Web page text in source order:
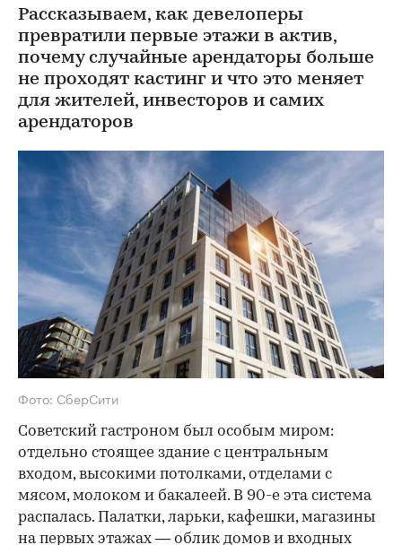
Рассказываем, как девелоперы
превратили первые этажи в актив,
почему случайные арендаторы больше
не проходят кастинг и что это меняет
для жителей, инвесторов и самих
арендаторов
Фото: СберСити
Советский гастроном был особым миром:
отдельно стоящее здание с центральным
входом, высокими потолками, отделами с
мясом, молоком и бакалеей. В 90-е эта система
распалась. Палатки, ларьки, кафешки, магазины
на первых этажах — облик домов и входных